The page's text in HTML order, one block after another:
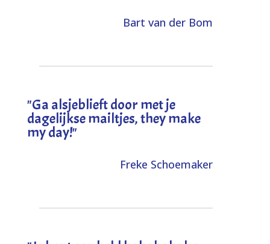
Bart van der Bom
"Ga alsjeblieft door met je
dagelijkse mailtjes, they make
my day!"
Freke Schoemaker